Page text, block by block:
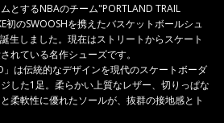
とするNBAのチーム"PORTLAND TRAIL
初のSWOOSHを携えたバスケットボールシュ
生しました。現在はストリートからスケート
れている名作シューズです。
」は伝統的なデザインを現代のスケートボーダ
した1足。柔らかい上質なレザー、切りっぱな
柔軟性に優れたソールが、抜群の接地感とト